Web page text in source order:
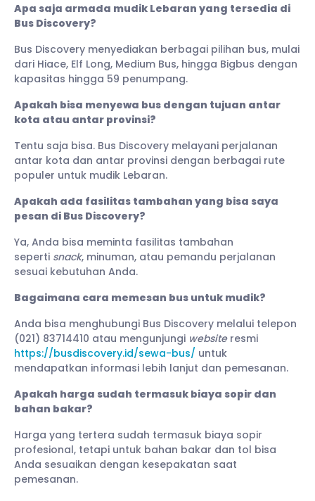
Apa saja armada mudik Lebaran yang tersedia di
Bus Discovery?
Bus Discovery menyediakan berbagai pilihan bus, mulai
dari Hiace, Elf Long, Medium Bus, hingga Bigbus dengan
kapasitas hingga 59 penumpang.
Apakah bisa menyewa bus dengan tujuan antar
kota atau antar provinsi?
Tentu saja bisa. Bus Discovery melayani perjalanan
antar kota dan antar provinsi dengan berbagai rute
populer untuk mudik Lebaran.
Apakah ada fasilitas tambahan yang bisa saya
pesan di Bus Discovery?
Ya, Anda bisa meminta fasilitas tambahan
seperti snack, minuman, atau pemandu perjalanan
sesuai kebutuhan Anda.
Bagaimana cara memesan bus untuk mudik?
Anda bisa menghubungi Bus Discovery melalui telepon
(021) 83714410 atau mengunjungi website resmi
https://busdiscovery.id/sewa-bus/ untuk
mendapatkan informasi lebih lanjut dan pemesanan.
Apakah harga sudah termasuk biaya sopir dan
bahan bakar?
Harga yang tertera sudah termasuk biaya sopir
profesional, tetapi untuk bahan bakar dan tol bisa
Anda sesuaikan dengan kesepakatan saat
pemesanan.